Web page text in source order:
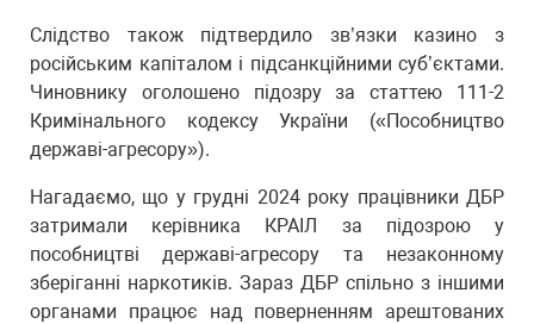
Слідство також підтвердило зв’язки казино з
російським капіталом і підсанкційними суб’єктами.
Чиновнику оголошено підозру за статтею 111-2
Кримінального кодексу України («Пособництво
державі-агресору»).
Нагадаємо, що у грудні 2024 року працівники ДБР
затримали керівника КРАІЛ за підозрою у
пособництві державі-агресору та незаконному
зберіганні наркотиків. Зараз ДБР спільно з іншими
органами працює над поверненням арештованих